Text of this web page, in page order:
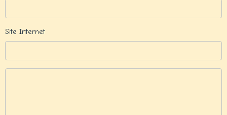
Site Internet